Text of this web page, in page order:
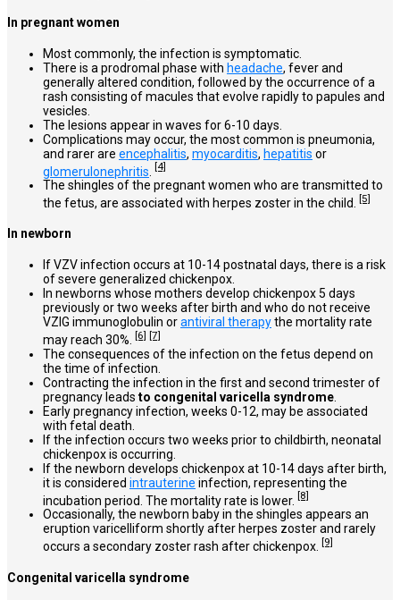
In pregnant women
Most commonly, the infection is symptomatic.
There is a prodromal phase with headache, fever and
generally altered condition, followed bythe occurrence of a
rash consisting of macules that evolve rapidly to papules and
vesicles
The lesions appear in waves for 6-10 days.
Complications may occur, the most common is pneumonia,
and rarer are encephalitis, myocarditis, hepatitis or
glomerulonephritis
[4]
The shingles of the pregnant women who are transmitted to
the fetus, are associated with herpes zoster in the child.
[5]
In newborn
If VZV infection occurs at 10-14 postnatal days, there is a risk
of severe generalized chickenpox.
In newborns whose mothers develop chickenpox 5 days
previously or two weeks after birth and who do not receive
VZIG immunoglobulin orantiviral therapythe mortality rate
may reach 30%.
[6] [7]
The consequences of the infection on the fetus depend on
the time of infection.
Contracting the infection in the first and second trimester of
pregnancy leads to congenital varicella syndrome
Early pregnancy infection, weeks 0-12, may be associated
with fetal death.
If the infection occurs two weeks prior to childbirth, neonatal
chickenpox is occurring.
If the newborn develops chickenpox at 10-14 days after birth,
it is considered intrauterine infection, representing the
incubation period. The mortality rate is lower. [8]
Occasionally, the newborn baby in the shingles appears an
eruption varicelliform shortly after herpes zoster and rarely
occurs a secondary zoster rash after chickenpox. [9]
Congenital varicella syndrome